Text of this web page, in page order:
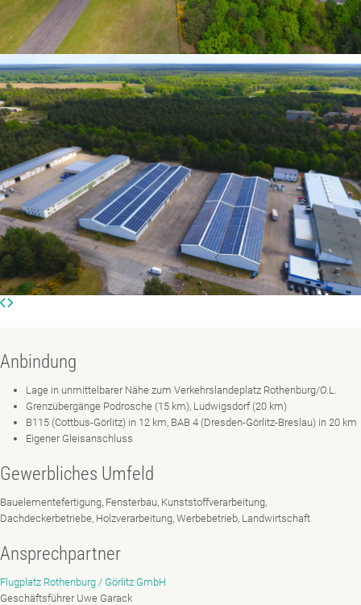
Anbindung
Lage in unmittelbarer Nähe zum Verkehrslandeplatz Rothenburg/O.L.
Grenzübergänge Podrosche (15 km), Ludwigsdorf (20 km)
B115 (Cottbus-Görlitz) in 12 km, BAB 4 (Dresden-Görlitz-Breslau) in 20 km
Eigener Gleisanschluss
Gewerbliches Umfeld
Bauelementefertigung, Fensterbau, Kunststoffverarbeitung,
Dachdeckerbetriebe, Holzverarbeitung, Werbebetrieb, Landwirtschaft
Ansprechpartner
Flugplatz Rothenburg / Görlitz GmbH
Geschäftsführer Uwe Garack